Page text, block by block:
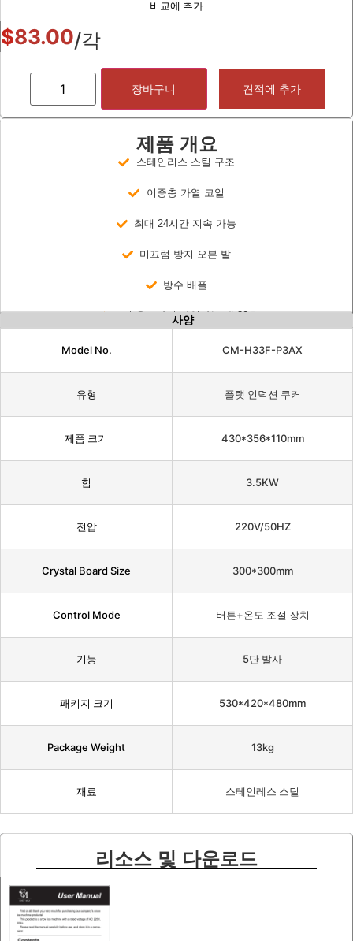
비교에 추가
$83.00/각
장바구니 견적에 추가
제품 개요
스테인리스 스틸 구조
이중층 가열 코일
최대 24시간 지속 가능
미끄럼 방지 오븐 발
방수 배플
조리 온도까지 가열하는 데 30초
사양
Model No. CM-H33F-P3AX
유형 플랫 인덕션 쿠커
제품 크기 430*356*110mm
힘 3.5KW
전압 220V/50HZ
Crystal Board Size 300*300mm
Control Mode 버튼+온도 조절 장치
기능 5단 발사
패키지 크기 530*420*480mm
Package Weight 13kg
재료 스테인레스 스틸
리소스 및 다운로드